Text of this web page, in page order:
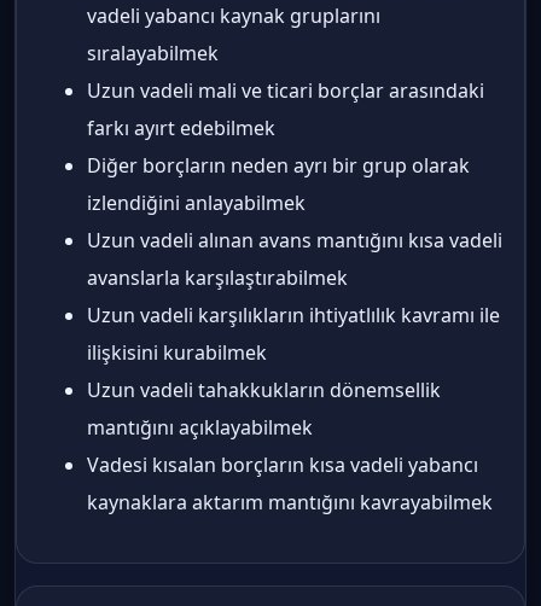
vadeli yabancı kaynak gruplarını
sıralayabilmek
Uzun vadeli mali ve ticari borçlar arasındaki
farkı ayırt edebilmek
Diğer borçların neden ayrı bir grup olarak
izlendiğini anlayabilmek
Uzun vadeli alınan avans mantığını kısa vadeli
avanslarla karşılaştırabilmek
Uzun vadeli karşılıkların ihtiyatlılık kavramı ile
ilişkisini kurabilmek
Uzun vadeli tahakkukların dönemsellik
mantığını açıklayabilmek
Vadesi kısalan borçların kısa vadeli yabancı
kaynaklara aktarım mantığını kavrayabilmek